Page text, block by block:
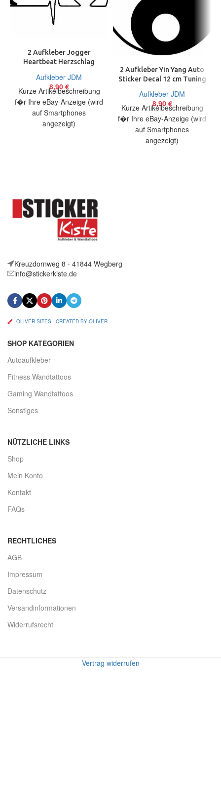
2 Aufkleber Jogger
Heartbeat Herzschlag
Sticker
Aufkleber JDM
8,90 €
Kurze Artikelbeschreibung
f�r Ihre eBay-Anzeige (wird
auf Smartphones
angezeigt)
2 Aufkleber Yin Yang Auto
Sticker Decal 12 cm Tuning
Aufkleber JDM
8,90 €
Kurze Artikelbeschreibung
f�r Ihre eBay-Anzeige (wird
auf Smartphones
angezeigt)
Kreuzdornweg 8 - 41844 Wegberg
info@stickerkiste.de
OLIVER SITES - CREATED BY OLIVER
SHOP KATEGORIEN
Autoaufkleber
Fitness Wandtattoos
Gaming Wandtattoos
Sonstiges
NÜTZLICHE LINKS
Shop
Mein Konto
Kontakt
FAQs
RECHTLICHES
AGB
Impressum
Datenschutz
Versandinformationen
Widerrufsrecht
Vertrag widerrufen